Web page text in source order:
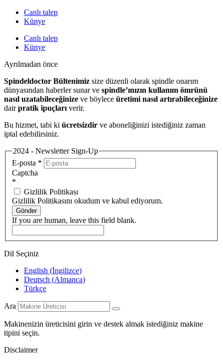
Canlı talep
Künye
Canlı talep
Künye
Ayrılmadan önce
Spindeldoctor Bültenimiz size düzenli olarak spindle onarım
dünyasından haberler sunar ve spindle’ınızın kullanım ömrünü
nasıl uzatabileceğinize ve böylece üretimi nasıl artırabileceğinize
dairpratik ipuçları verir.
Bu hizmet, tabi ki ücretsizdir ve aboneliğinizi istediğiniz zaman
iptal edebilirsiniz.
2024 - Newsletter Sign-Up
E-posta *
Captcha
*
Gizlilik Politikası
Gizlilik Politikasını okudum ve kabul ediyorum.
Gönder
If you are human, leave this field blank.
Dil Seçiniz
English (İngilizce)
Deutsch (Almanca)
Türkçe
Ara
Makinenizin üreticisini girin ve destek almak istediğiniz makine
tipini seçin.
Disclaimer